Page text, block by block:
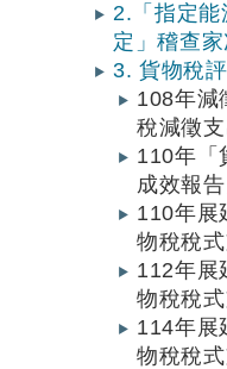
2.「指定能
定」稽查
3. 貨物稅
108年減
稅減徵
110年「
成效報告
110年展
物稅稅
112年展
物稅稅
114年展
物稅稅